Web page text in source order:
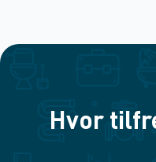
Hvor